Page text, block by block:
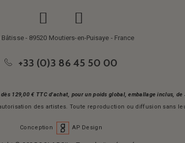
Bâtisse - 89520 Moutiers-en-Puisaye - France
+33 (0)3 86 45 50 00
129,00 € TTC d'achat, pour un poids global, emballage inclus,
des artistes. Toute reproduction ou diffusion sans
Conception AP Design